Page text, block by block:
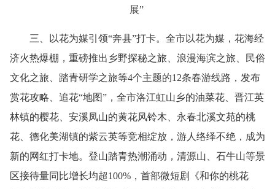
展”
三、以花为媒引领“奔县”打卡。全市以花为媒，花海经
济火热爆棚，重磅推出乡野探秘之旅、浪漫海滨之旅、民俗
文化之旅、踏青研学之旅等4个主题的12条春游线路，发布
赏花攻略、追花“地图”，全市洛江虹山乡的油菜花、晋江英
林镇的樱花、安溪凤山的黄花风铃木、永春北溪文苑的桃
花、德化美湖镇的紫云英等竞相绽放，游人络绎不绝，成为
新的网红打卡地。登山踏青热潮涌动，清源山、石牛山等景
区接待量同比增长均超100%，首部微短剧《和你的桃花